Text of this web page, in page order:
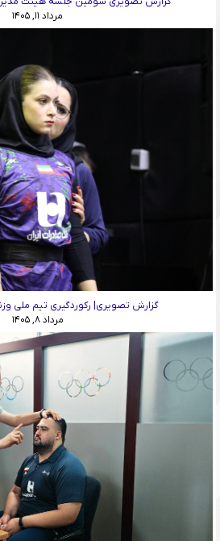
مرداد ۱۱, ۱۴۰۵
گزارش تصویری| رکوردگیری تیم ملی
مرداد ۸, ۱۴۰۵